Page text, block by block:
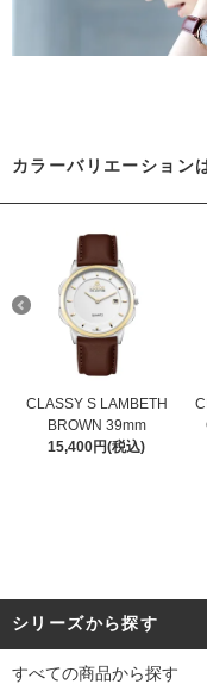
カラーバリエーション
CLASSY S LAMBETH
BROWN 39mm
15,400円(税込)
シリーズから探す
すべての商品から探す